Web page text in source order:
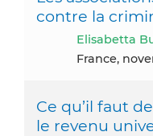
contre la
Elisabetta
France,
Ce qu’il faut
le revenu